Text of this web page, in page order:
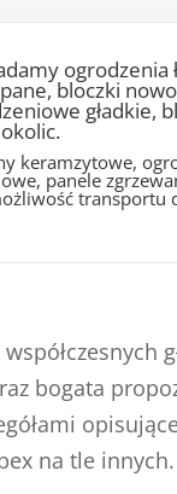
ogrodzenia
bloczki
gładkie,
keramzytowe,
panele
transportu
bogata
na tle innych.